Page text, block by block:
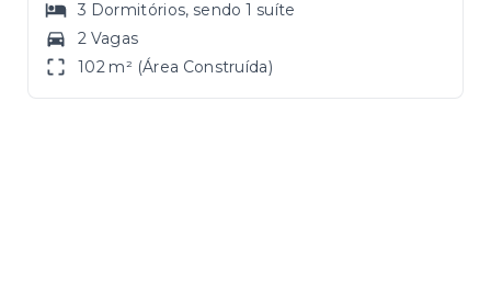
3 Dormitórios, sendo1 suíte
2 Vagas
102 m² (Área Construída)